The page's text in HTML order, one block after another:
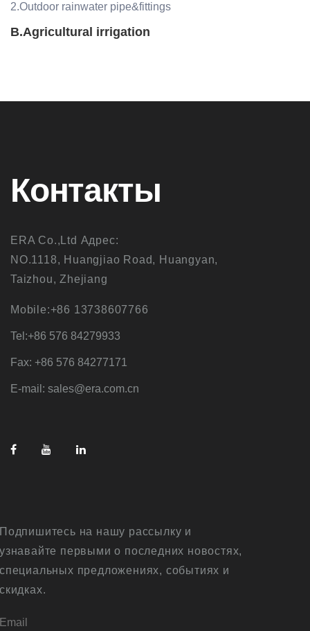
2.Outdoor rainwater pipe&fittings
B.Agricultural irrigation
Контакты
ERA Co.,Ltd Адрес:
NO.1118, Huangjiao Road, Huangyan,
Taizhou, Zhejiang
Mobile:+86 13738607766
Tel:+86 576 84279933
Fax: +86 576 84277171
E-mail: sales@era.com.cn
Подпишитесь на нашу рассылку и
узнавайте первыми о последних новостях,
специальных предложениях, событиях и
скидках.